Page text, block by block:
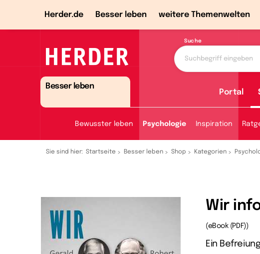
Herder.de Besser leben weitere Themenwelten
Suche
Besser leben
Portal
Bewusster leben Psychologie Inspiration
Sie sind hier: Startseite Besser leben Shop Kategorien
Wir
(eBook (PDF))
Ein